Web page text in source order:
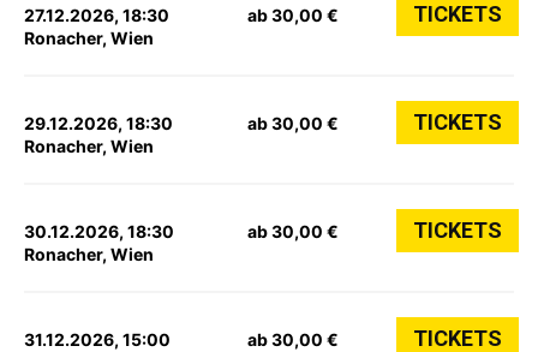
27.12.2026, 18:30
Ronacher, Wien
ab 30,00 € TICKETS
29.12.2026, 18:30
Ronacher, Wien
ab 30,00 € TICKETS
30.12.2026, 18:30
Ronacher, Wien
ab 30,00 € TICKETS
31.12.2026, 15:00
ab 30,00 € TICKETS